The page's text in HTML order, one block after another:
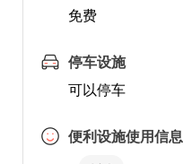
免费
停车设施
可以停车
便利设施使用信息